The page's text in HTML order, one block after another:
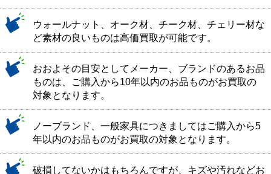
ウォールナット、オーク材、チーク材、チェリー材な
ど素材の良いものは高価買取が可能です。
おおよその目安としてメーカー、ブランドのあるお品
ものは、ご購入から10年以内のお品ものがお買取の
対象となります。
ノーブランド、一般家具につきましてはご購入から5
年以内のお品ものがお買取の対象となります。
破損してないかはもちろんですが、キズや汚れなどお